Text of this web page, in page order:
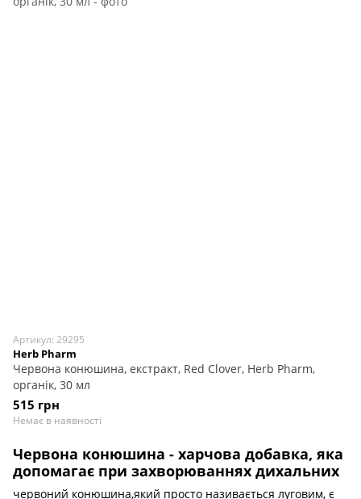
Артикул: 29295
Herb Pharm
Червона конюшина, екстракт, Red Clover, Herb Pharm,
органік, 30 мл
515 грн
Немає в наявності
Червона конюшина - харчова добавка, яка
допомагає при захворюваннях дихальних
червоний конюшина,який просто називається луговим, є